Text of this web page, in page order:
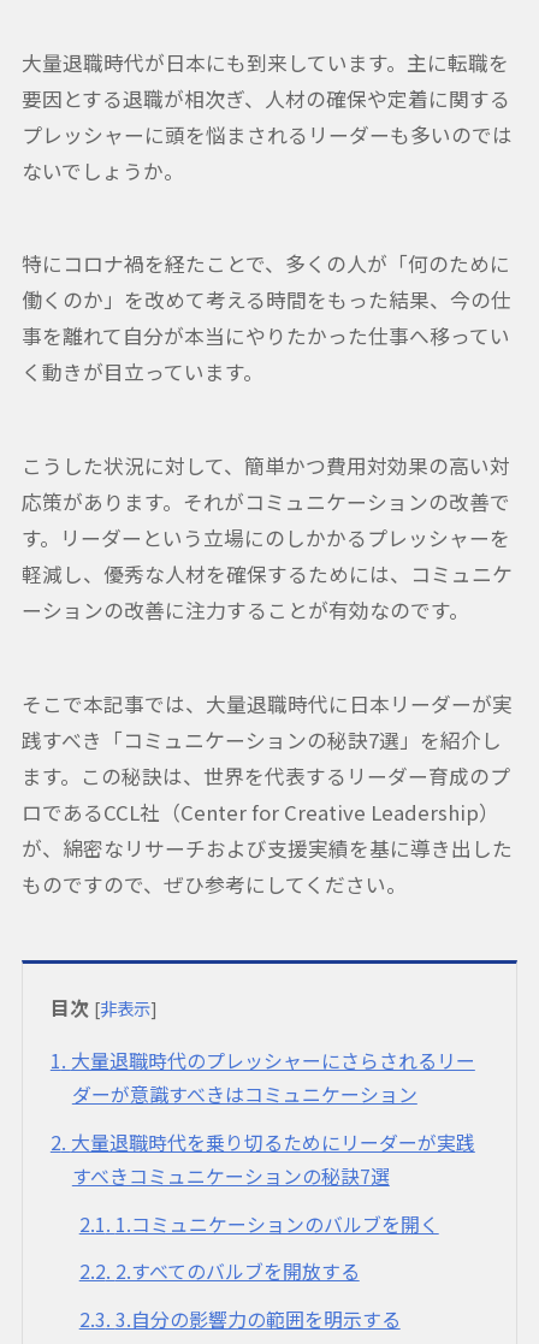
大量退職時代が日本にも到来しています。主に転職を
要因とする退職が相次ぎ、人材の確保や定着に関する
プレッシャーに頭を悩まされるリーダーも多いのでは
ないでしょうか。
特にコロナ禍を経たことで、多くの人が「何のために
働くのか」を改めて考える時間をもった結果、今の仕
事を離れて自分が本当にやりたかった仕事へ移ってい
く動きが目立っています。
こうした状況に対して、簡単かつ費用対効果の高い対
応策があります。それがコミュニケーションの改善で
す。リーダーという立場にのしかかるプレッシャーを
軽減し、優秀な人材を確保するためには、コミュニケ
ーションの改善に注力することが有効なのです。
そこで本記事では、大量退職時代に日本リーダーが実
践すべき「コミュニケーションの秘訣7選」を紹介し
ます。この秘訣は、世界を代表するリーダー育成のプ
ロであるCCL社（Center for Creative Leadership）
が、綿密なリサーチおよび支援実績を基に導き出した
ものですので、ぜひ参考にしてください。
目次 [非表示]
1 大量退職時代のプレッシャーにさらされるリー
ダーが意識すべきはコミュニケーション
2 大量退職時代を乗り切るためにリーダーが実践
すべきコミュニケーションの秘訣7選
2.1 1.コミュニケーションのバルブを開く
2.2 2.すべてのバルブを開放する
2.3 3.自分の影響力の範囲を明示する